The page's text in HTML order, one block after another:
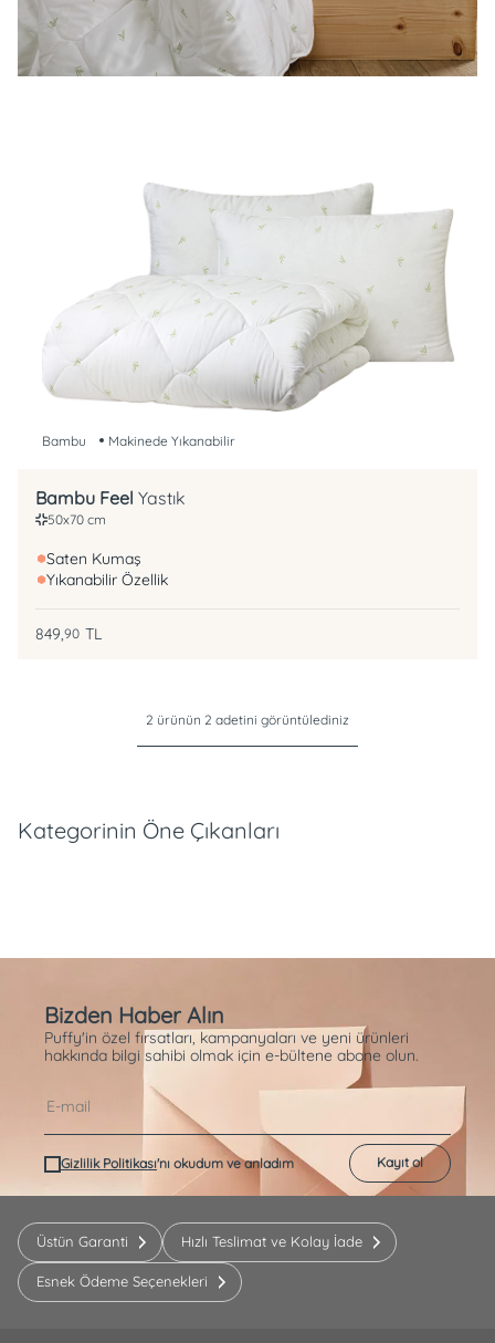
Bambu Makinede Yıkanabilir
Bambu Feel Yastık
50x70 cm
Saten Kumaş
Yıkanabilir Özellik
849,90 TL
2 ürünün 2 adetini görüntülediniz
Kategorinin Öne Çıkanları
Bizden Haber Alın
Puffy'in özel fırsatları, kampanyaları ve yeni ürünleri
hakkında bilgi sahibi olmak için e-bültene abone olun.
Gizlilik Politikası'nı okudum ve anladım Kayıt ol
Üstün Garanti Hızlı Teslimat ve Kolay İade
Esnek Ödeme Seçenekleri